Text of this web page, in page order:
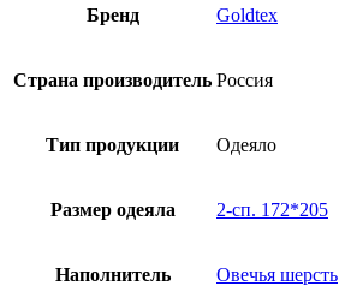
Бренд Goldtex
Страна производитель Россия
Тип продукции Одеяло
Размер одеяла 2-сп. 172*205
Наполнитель Овечья шерсть